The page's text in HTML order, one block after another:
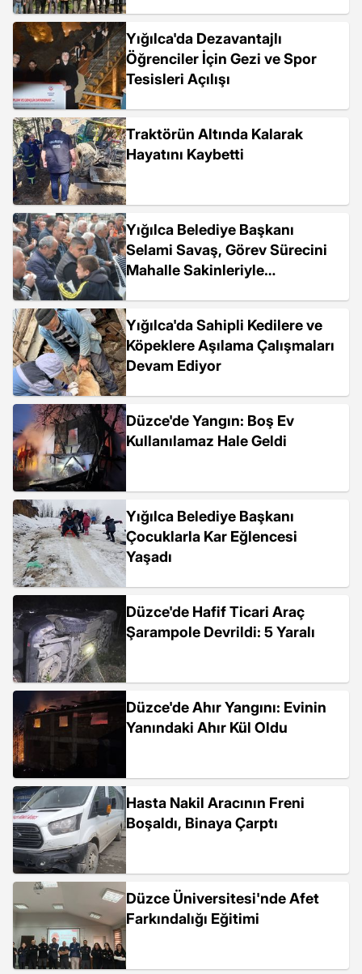
Yığılca'da Dezavantajlı
Öğrenciler İçin Gezi ve Spor
Tesisleri Açılışı
Traktörün Altında Kalarak
Hayatını Kaybetti
Yığılca Belediye Başkanı
Selami Savaş, Görev Sürecini
Mahalle Sakinleriyle
Yığılca'da Sahipli Kedilere ve
Köpeklere Aşılama Çalışmaları
Devam Ediyor
Düzce'de Yangın: Boş Ev
Kullanılamaz Hale Geldi
Yığılca Belediye Başkanı
Çocuklarla Kar Eğlencesi
Yaşadı
Düzce'de Hafif Ticari Araç
Şarampole Devrildi: 5 Yaralı
Düzce'de Ahır Yangını: Evinin
Yanındaki Ahır Kül Oldu
Hasta Nakil Aracının Freni
Boşaldı, Binaya Çarptı
Düzce Üniversitesi'nde Afet
Farkındalığı Eğitimi